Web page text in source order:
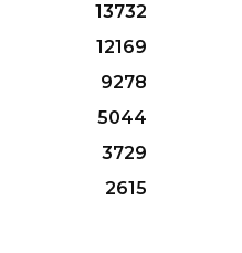
13732
12169
9278
5044
3729
2615